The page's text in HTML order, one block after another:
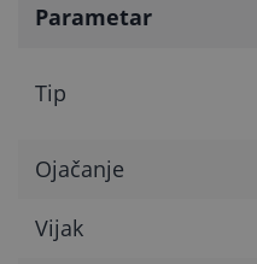
Parametar
Tip
Ojačanje
Vijak